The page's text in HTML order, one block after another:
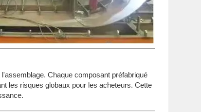
Chaque composant préfabriqué
les risques globaux pour les acheteurs. Cette